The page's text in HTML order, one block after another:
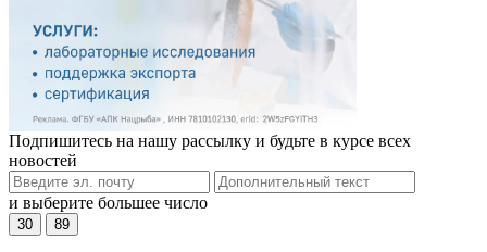
Подпишитесь на нашу рассылку и будьте в курсе всех
новостей
и выберите большее число
30 89